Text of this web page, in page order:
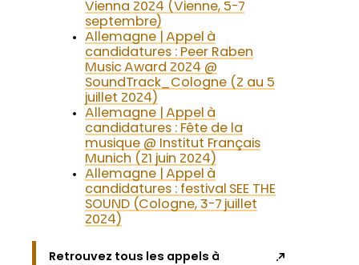
Vienna 2024 (Vienne, 5-7
septembre)
Allemagne | Appel à
candidatures : Peer Raben
Music Award 2024 @
SoundTrack_Cologne (2 au 5
juillet 2024)
Allemagne | Appel à
candidatures : Fête de la
musique @ Institut Français
Munich (21 juin 2024)
Allemagne | Appel à
candidatures : festival SEE THE
SOUND (Cologne, 3-7 juillet
2024)
Retrouvez tous les appels à